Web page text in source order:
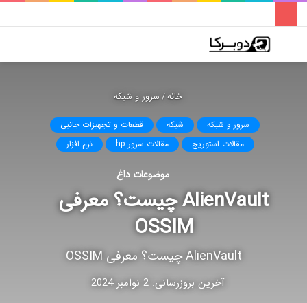
پوسته
فهرست
خانه/سرور و شبکه
سرور و شبکه شبکه
قطعات و تجهیزات جانبی
مقالات استوریج
مقالات سرور hp نرم افزار
موضوعات داغ
AlienVault چیست؟ معرفی
OSSIM
AlienVault چیست؟ معرفی OSSIM
آخرین بروزرسانی: 2 نوامبر 2024